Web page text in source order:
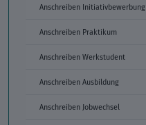
Anschreiben Initiativbewerbung
Anschreiben Praktikum
Anschreiben Werkstudent
Anschreiben Ausbildung
Anschreiben Jobwechsel